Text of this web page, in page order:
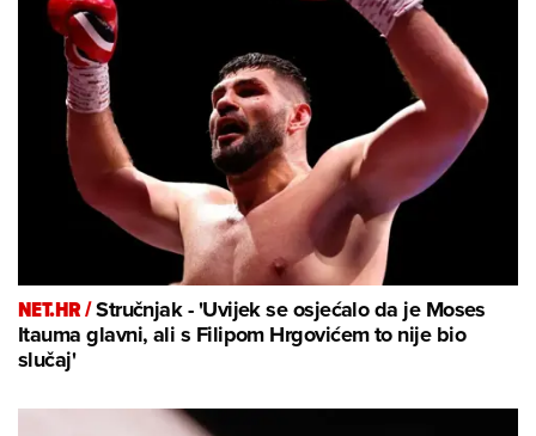
NET.HR /Stručnjak - 'Uvijek se osjećalo da je Moses
Itauma glavni, ali s Filipom Hrgovićem to nije bio
slučaj'